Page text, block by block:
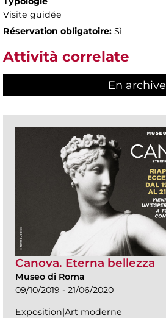
Visite guidée
Réservation obligatoire: Sì
Attività correlate
En archive
Canova. Eterna bellezza
Museo di Roma
09/10/2019 - 21/06/2020
Exposition|Art moderne